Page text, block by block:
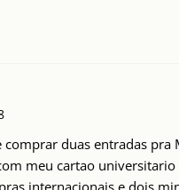
comprar duas entradas
meu cartao